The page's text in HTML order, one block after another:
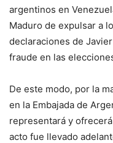
argentinos en
Maduro de expulsar a
declaraciones de
fraude en las
De este modo, por la
en la Embajada de
representará y
acto fue llevado